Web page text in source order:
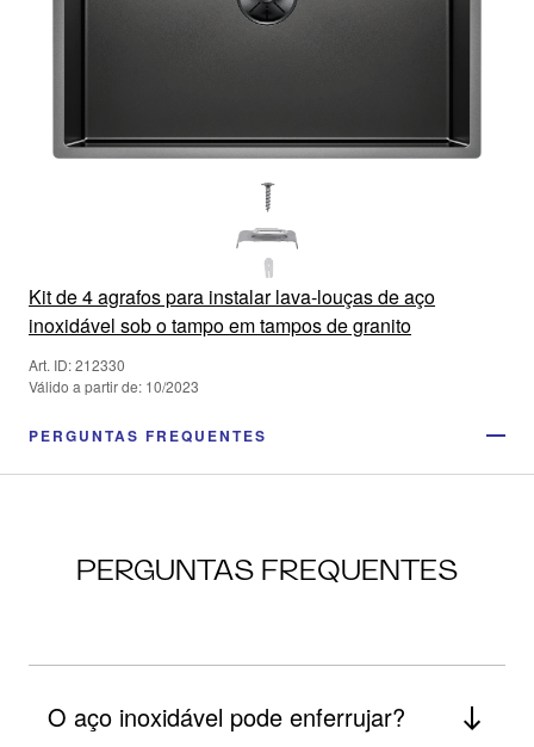
Kit de 4 agrafos para instalar lava-louças de aço
inoxidável sob o tampo em tampos de granito
Art. ID: 212330
Válido a partir de: 10/2023
PERGUNTAS FREQUENTES
PERGUNTAS FREQUENTES
O aço inoxidável pode enferrujar?